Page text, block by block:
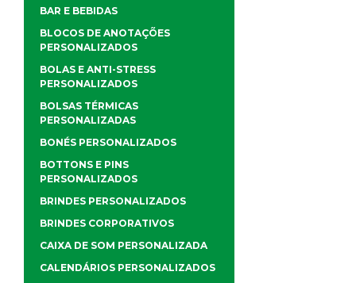
BAR E BEBIDAS
BLOCOS DE ANOTAÇÕES
PERSONALIZADOS
BOLAS E ANTI-STRESS
PERSONALIZADOS
BOLSAS TÉRMICAS
PERSONALIZADAS
BONÉS PERSONALIZADOS
BOTTONS E PINS
PERSONALIZADOS
BRINDES PERSONALIZADOS
BRINDES CORPORATIVOS
CAIXA DE SOM PERSONALIZADA
CALENDÁRIOS PERSONALIZADOS